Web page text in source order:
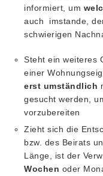
informiert, um
auch imstande,
schwierigen
Steht ein weiteres
einer
erst umständlich
gesucht werden,
vorzubereiten
Zieht sich die
bzw. des Beirats
Länge, ist der
Wochen oder